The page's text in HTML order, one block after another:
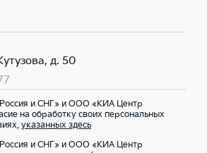
д. 50
и СНГ» и ООО «КИА Центр
на обработку своих персональных
указанных здесь
и СНГ» и ООО «КИА Центр